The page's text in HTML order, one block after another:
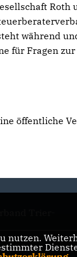
Roth
während
für Fragen zur
öffentliche
Pfalz
nutzen.